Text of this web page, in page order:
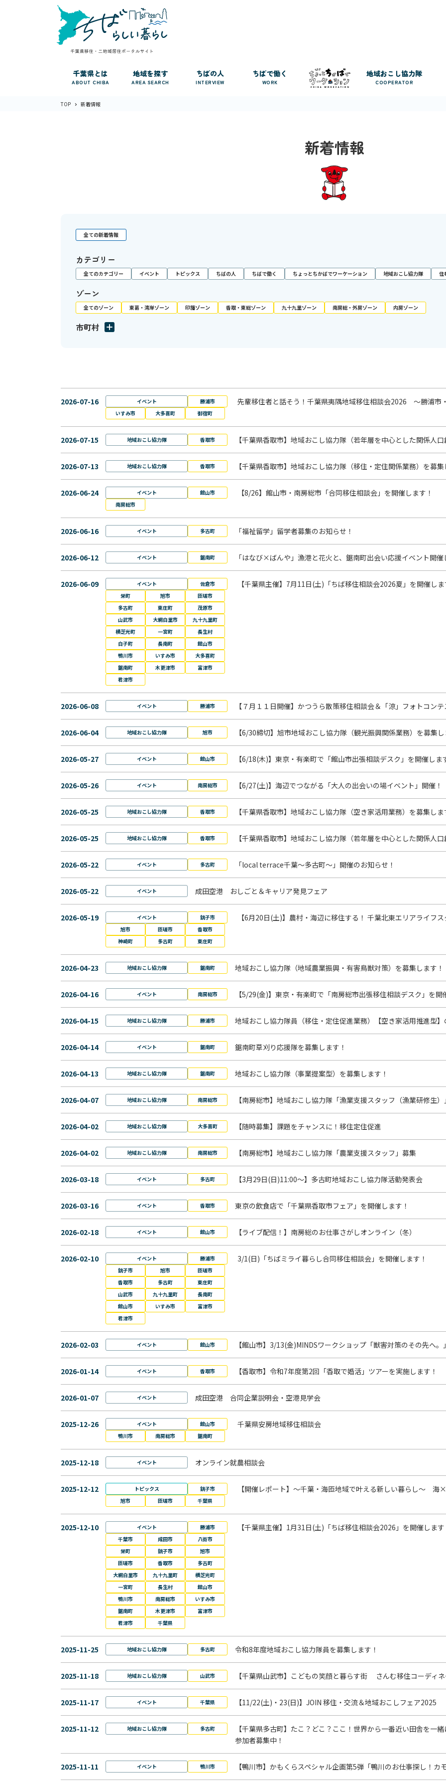
千葉県とは
ABOUT CHIBA
地域を探す
AREA SEARCH
ちばの人
INTERVIEW
ちばで働く
WORK
地域おこし協力隊
COOPERATOR
TOP 新着情報
新着情報
全ての新着情報
カテゴリー
全てのカテゴリー イベント トピックス ちばの人 ちばで働く ちょっとちかばでワーケーション 地域おこし協力隊 住
ゾーン
全てのゾーン 東葛・湾岸ゾーン 印旛ゾーン 香取・東総ゾーン 九十九里ゾーン 南房総・外房ゾーン 内房ゾーン
市町村
2026-07-16 イベント
勝浦市
いすみ市
大多喜町 御宿町
先輩移住者と話そう！千葉県夷隅地域移住相談会2026 ～勝浦市
2026-07-15 地域おこし協力隊 香取市 【千葉県香取市】地域おこし協力隊（若年層を中心とした関係人
2026-07-13 地域おこし協力隊 香取市 【千葉県香取市】地域おこし協力隊（移住・定住関係業務）を募集
2026-06-24 イベント
館山市
南房総市
【8/26】館山市・南房総市「合同移住相談会」を開催します！
2026-06-16 イベント 多古町 「福祉留学」留学者募集のお知らせ！
2026-06-12 イベント 鋸南町 「はなび×ばんや」漁港と花火と、鋸南町出会い応援イベント開催
2026-06-09 イベント
佐倉市
栄町
旭市
匝瑳市
多古町
東庄町
茂原市
山武市
大網白里市
九十九里町
横芝光町
一宮町
長生村
白子町
長南町
館山市
鴨川市
いすみ市
大多喜町
鋸南町
木更津市
富津市
君津市
【千葉県主催】7月11日(土)「ちば移住相談会2026夏」を開催しま
2026-06-08 イベント 勝浦市 【７月１１日開催】かつうら散策移住相談会＆「涼」フォトコンテ
2026-06-04 地域おこし協力隊 旭市 【6/30締切】旭市地域おこし協力隊（観光振興関係業務）を募集し
2026-05-27 イベント 館山市 【6/18(木)】東京・有楽町で「館山市出張相談デスク」を開催しま
2026-05-26 イベント 南房総市 【6/27(土)】海辺でつながる「大人の出会いの場イベント」開催！
2026-05-25 地域おこし協力隊 香取市 【千葉県香取市】地域おこし協力隊（空き家活用業務）を募集しま
2026-05-25 地域おこし協力隊 香取市 【千葉県香取市】地域おこし協力隊（若年層を中心とした関係人
2026-05-22 イベント 多古町 「local terrace千葉～多古町～」開催のお知らせ！
2026-05-22 イベント 成田空港 おしごと＆キャリア発見フェア
2026-05-19 イベント
銚子市
旭市
匝瑳市
香取市
神崎町
多古町 東庄町
【6月20日(土)】農村・海辺に移住する！ 千葉北東エリアライフ
2026-04-23 地域おこし協力隊 鋸南町 地域おこし協力隊（地域農業振興・有害鳥獣対策）を募集します！
2026-04-16 イベント 南房総市 【5/29(金)】東京・有楽町で「南房総市出張移住相談デスク」を開
2026-04-15 地域おこし協力隊 勝浦市 地域おこし協力隊員（移住・定住促進業務）【空き家活用推進型】
2026-04-14 イベント 鋸南町 鋸南町草刈り応援隊を募集します！
2026-04-13 地域おこし協力隊 鋸南町 地域おこし協力隊（事業提案型）を募集します！
2026-04-07 地域おこし協力隊 南房総市 【南房総市】地域おこし協力隊「漁業支援スタッフ（漁業研修生）
2026-04-02 地域おこし協力隊 大多喜町 【随時募集】課題をチャンスに！移住定住促進
2026-04-02 地域おこし協力隊 南房総市 【南房総市】地域おこし協力隊「農業支援スタッフ」募集
2026-03-18 イベント 多古町 【3月29日(日)11:00～】多古町地域おこし協力隊活動発表会
2026-03-16 イベント 香取市 東京の飲食店で「千葉県香取市フェア」を開催します！
2026-02-18 イベント 館山市 【ライブ配信！】南房総のお仕事さがしオンライン（冬）
2026-02-10 イベント
勝浦市
銚子市
旭市
匝瑳市
香取市
多古町
東庄町
山武市
九十九里町
長南町
館山市
いすみ市
富津市
君津市
3/1(日)「ちばミライ暮らし合同移住相談会」を開催します！
2026-02-03 イベント 館山市 【館山市】3/13(金)MINDSワークショップ「獣害対策のその先へ
2026-01-14 イベント 香取市 【香取市】令和7年度第2回「香取で婚活」ツアーを実施します！
2026-01-07 イベント 成田空港 合同企業説明会・空港見学会
2025-12-26 イベント
館山市
鴨川市
南房総市 鋸南町
千葉県安房地域移住相談会
2025-12-18 イベント オンライン就農相談会
2025-12-12 トピックス
銚子市
旭市
匝瑳市 千葉県
【開催レポート】～千葉・海匝地域で叶える新しい暮らし～ 海
2025-12-10 イベント
勝浦市
千葉市
成田市
八街市
栄町
銚子市
旭市
匝瑳市
香取市
多古町
大網白里市
九十九里町
横芝光町
一宮町
長生村
館山市
鴨川市
南房総市
いすみ市
鋸南町
木更津市
富津市
君津市
千葉県
【千葉県主催】1月31日(土)「ちば移住相談会2026」を開催します
2025-11-25 地域おこし協力隊 多古町 令和8年度地域おこし協力隊員を募集します！
2025-11-18 地域おこし協力隊 山武市 【千葉県山武市】こどもの笑顔と暮らす街 さんむ移住コーディネ
2025-11-17 イベント 千葉県 【11/22(土)・23(日)】JOIN 移住・交流＆地域おこしフェア2025
2025-11-12 地域おこし協力隊 多古町
【千葉県多古町】たこ？どこ？ここ！世界から一番近い田舎を一
参加者募集中！
2025-11-11 イベント 鴨川市 【鴨川市】かもくらスペシャル企画第5弾「鴨川のお仕事探し！カ